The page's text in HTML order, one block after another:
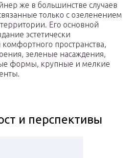
же в большинстве случаев
только с озеленением
Его основной
эстетически
пространства,
зеленые насаждения,
формы, крупные и мелкие
и перспективы